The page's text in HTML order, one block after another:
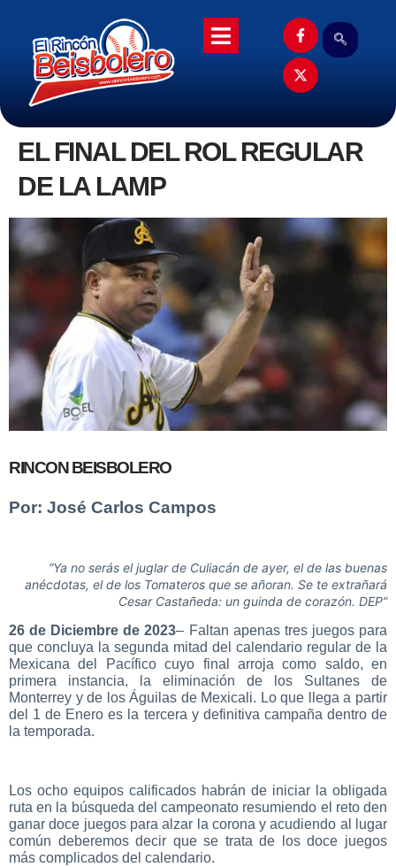
EL FINAL DEL ROL REGULAR
DE LA LAMP
RINCON BEISBOLERO
Por: José Carlos Campos
“Ya no serás el juglar de Culiacán de ayer, el de las buenas
anécdotas, el de los Tomateros que se añoran. Se te extrañará
Cesar Castañeda: un guinda de corazón. DEP”
26 de Diciembre de 2023– Faltan apenas tres juegos para
que concluya la segunda mitad del calendario regular de la
Mexicana del Pacífico cuyo final arroja como saldo, en
primera instancia, la eliminación de los Sultanes de
Monterrey y de los Águilas de Mexicali. Lo que llega a partir
del 1 de Enero es la tercera y definitiva campaña dentro de
la temporada.
Los ocho equipos calificados habrán de iniciar la obligada
ruta en la búsqueda del campeonato resumiendo el reto den
ganar doce juegos para alzar la corona y acudiendo al lugar
común deberemos decir que se trata de los doce juegos
más complicados del calendario.